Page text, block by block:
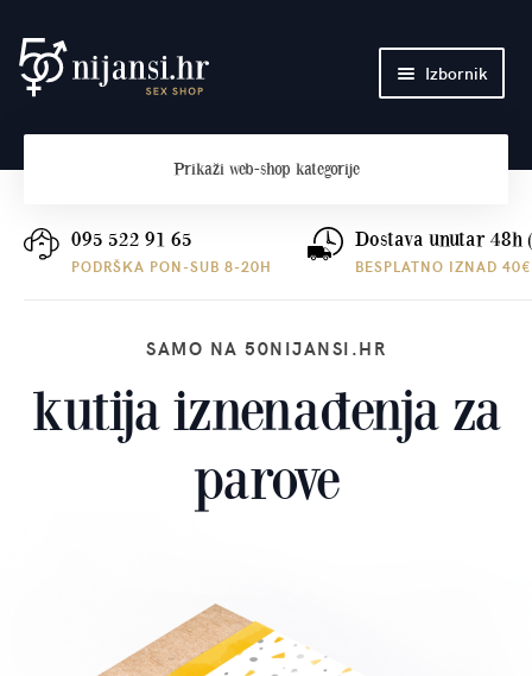
Preskoči
na
Skoči
do
Izbornik
Plaćanje i dostava
Prikaži web-shop kategorije
095 522 91 65
PODRŠKA PON-SUB 8-20H
Dostava unutar 48h
BESPLATNO IZNAD 40€
SAMO NA 50NIJANSI.HR
kutija iznenađenja za
parove